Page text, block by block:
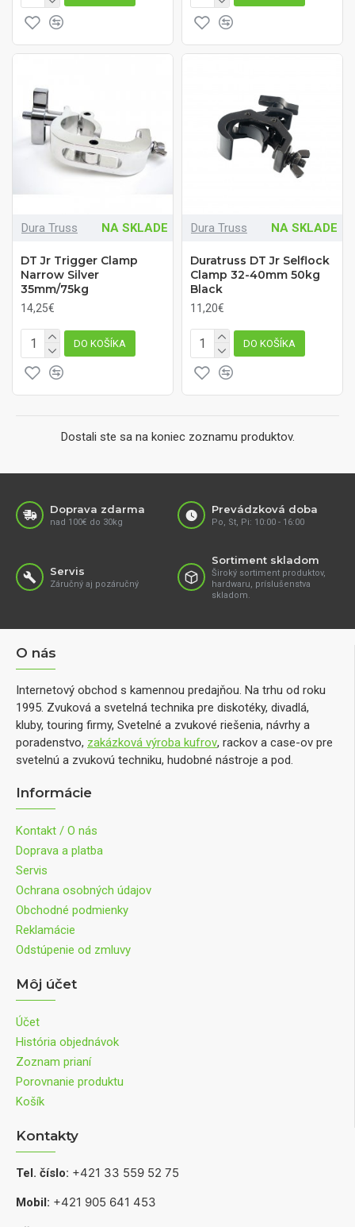
Dura Truss NA SKLADE
DT Jr Trigger Clamp
Narrow Silver
35mm/75kg
14,25€
DO KOŠÍKA
Dura Truss NA SKLADE
Duratruss DT Jr Selflock
Clamp 32-40mm 50kg
Black
11,20€
DO KOŠÍKA
Dostali ste sa na koniec zoznamu produktov.
Doprava zdarma
nad 100€ do 30kg
Prevádzková doba
Po, St, Pi: 10:00 - 16:00
Servis
Záručný aj pozáručný
Sortiment skladom
Široký sortiment produktov,
hardwaru, príslušenstva
skladom.
O nás
Internetový obchod s kamennou predajňou. Na trhu od roku
1995. Zvuková a svetelná technika pre diskotéky, divadlá,
kluby, touring firmy, Svetelné a zvukové riešenia, návrhy a
poradenstvo, zakázková výroba kufrov, rackov a case-ov pre
svetelnú a zvukovú techniku, hudobné nástroje a pod.
Informácie
Kontakt / O nás
Doprava a platba
Servis
Ochrana osobných údajov
Obchodné podmienky
Reklamácie
Odstúpenie od zmluvy
Môj účet
Účet
História objednávok
Zoznam prianí
Porovnanie produktu
Košík
Kontakty
Tel. číslo: +421 33 559 52 75
Mobil: +421 905 641 453